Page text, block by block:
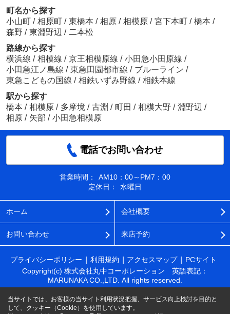
町名から探す
小山町 / 相原町 / 東橋本 / 相原 / 相模原 / 宮下本町 / 橋本 /
森野 / 東淵野辺 / 二本松
路線から探す
横浜線 / 相模線 / 京王相模原線 / 小田急小田原線 /
小田急江ノ島線 / 東急田園都市線 / ブルーライン /
東急こどもの国線 / 相鉄いずみ野線 / 相鉄本線
駅から探す
橋本 / 相模原 / 多摩境 / 古淵 / 町田 / 相模大野 / 淵野辺 /
相原 / 矢部 / 小田急相模原
電話でお問い合わせ
営業時間：
AM10：00～PM7：00
定休日：
水曜日
ホーム 会社概要
お問い合わせ 来店予約
プライバシーポリシー 利用規約 アクセスマップ
PCサイト
Copyright(c) 株式会社丸中コーポレーション 英語表記：
MARUNAKA CO.,LTD. All rights reserved.
当サイトでは、お客様の当サイト利用状況把握、サービス向上検討を目的と
して、クッキー（Cookie）を使用しています。